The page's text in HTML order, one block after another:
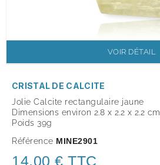
VOIR DÉTAIL
CRISTAL DE CALCITE
Jolie Calcite rectangulaire jaune
Dimensions environ 2.8 x 2.2 x 2.2 cm
Poids 39g
Référence MINE2901
14,00 € TTC